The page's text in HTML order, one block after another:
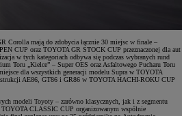
Corolla mają do zdobycia łącznie 30 miejsc w finale –
CUP oraz TOYOTA GR STOCK CUP przeznaczonej dla aut
w tych kategoriach odbywa się podczas wybranych rund
Toru „Kielce” – Super OES oraz Asfaltowego Pucharu Toru
dla wszystkich generacji modelu Supra w TOYOTA
AE86, GT86 i GR86 w TOYOTA HACHI-ROKU CUP
modeli Toyoty – zarówno klasycznych, jak i z segmentu
CLASSIC CUP organizowanym wspólnie